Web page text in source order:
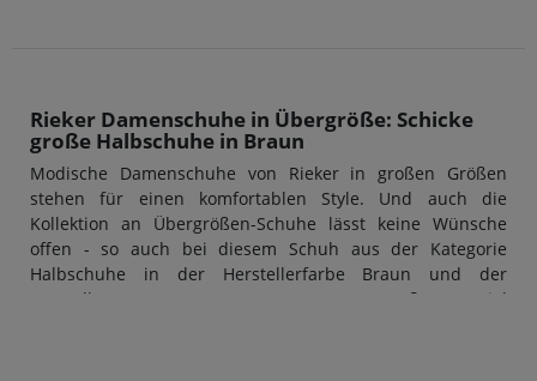
Rieker Damenschuhe in Übergröße: Schicke
große Halbschuhe in Braun
Modische Damenschuhe von Rieker in großen Größen
stehen für einen komfortablen Style. Und auch die
Kollektion an Übergrößen-Schuhe lässt keine Wünsche
offen - so auch bei diesem Schuh aus der Kategorie
Halbschuhe in der Herstellerfarbe Braun und der
Hersteller-Nummer L32Q5-60 Braun. Das Außenmaterial